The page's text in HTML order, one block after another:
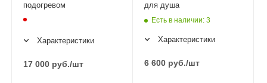
подогревом
Характеристики
17 000 руб./шт
для душа
Есть в наличии: 3
Характеристики
6 600 руб./шт